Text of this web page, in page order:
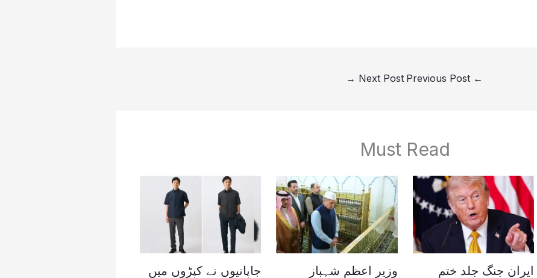
←
Next Post
→
Must Read
ایران جنگ جلد ختم
وزیر اعظم شہباز
جاپانیوں نے کپڑوں میں